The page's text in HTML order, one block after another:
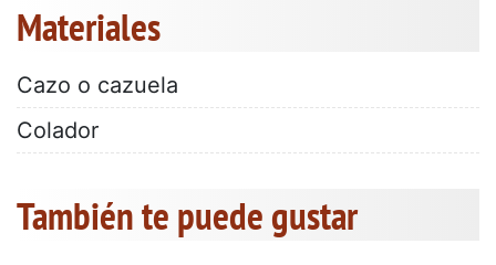
Materiales
Cazo o cazuela
Colador
También te puede gustar